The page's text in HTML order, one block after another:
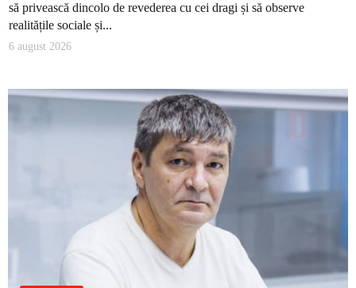
să privească dincolo de revederea cu cei dragi și să observe
realitățile sociale și...
6 august 2026